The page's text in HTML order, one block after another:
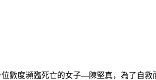
數度瀕臨死亡的女子—陳堅真，為了自